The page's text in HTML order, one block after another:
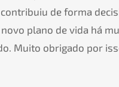
de forma
plano de vida há
Muito obriga­do por